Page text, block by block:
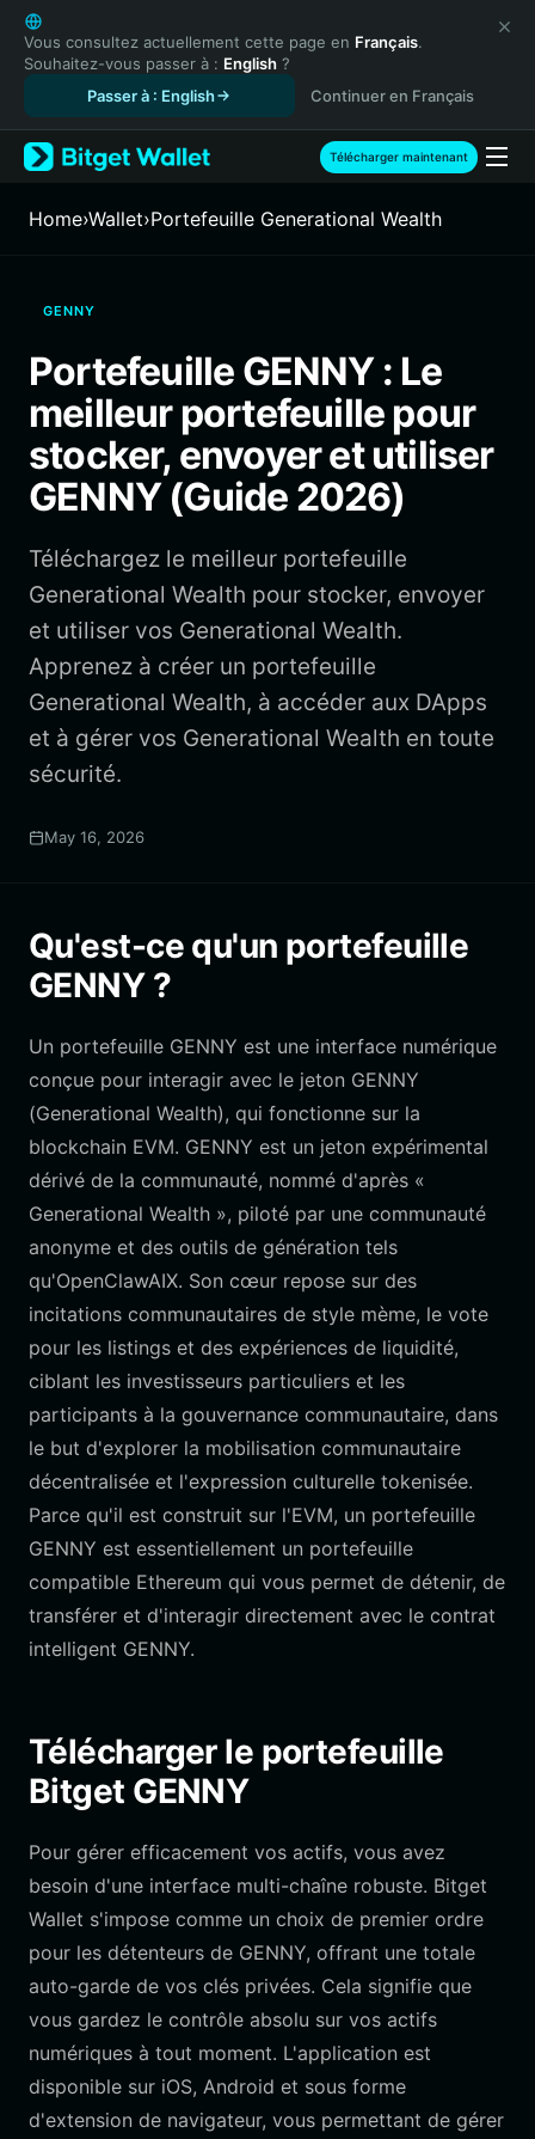
English
日本語
Tiếng Việt
Español (Latinoamérica)
Türkçe
Français
繁體中文
Bahasa Indonesia
ภาษาไทย
Español
Português (Brasil)
Vous consultez actuellement cette page en Français.
Souhaitez-vous passer à : English ?
Passer à : English
Continuer en Français
Télécharger maintenant
Home›Wallet›Portefeuille Generational Wealth
GENNY
Portefeuille GENNY : Le
meilleur portefeuille pour
stocker, envoyer et utiliser
GENNY (Guide 2026)
Téléchargez le meilleur portefeuille
Generational Wealth pour stocker, envoyer
et utiliser vos Generational Wealth.
Apprenez à créer un portefeuille
Generational Wealth, à accéder aux DApps
et à gérer vos Generational Wealth en toute
sécurité.
May 16, 2026
Qu'est-ce qu'un portefeuille
GENNY ?
Un portefeuille GENNY est une interface numérique
conçue pour interagir avec le jeton GENNY
(Generational Wealth), qui fonctionne sur la
blockchain EVM. GENNY est un jeton expérimental
dérivé de la communauté, nommé d'après «
Generational Wealth », piloté par une communauté
anonyme et des outils de génération tels
qu'OpenClawAIX. Son cœur repose sur des
incitations communautaires de style mème, le vote
pour les listings et des expériences de liquidité,
ciblant les investisseurs particuliers et les
participants à la gouvernance communautaire, dans
le but d'explorer la mobilisation communautaire
décentralisée et l'expression culturelle tokenisée.
Parce qu'il est construit sur l'EVM, un portefeuille
GENNY est essentiellement un portefeuille
compatible Ethereum qui vous permet de détenir, de
transférer et d'interagir directement avec le contrat
intelligent GENNY.
Télécharger le portefeuille
Bitget GENNY
Pour gérer efficacement vos actifs, vous avez
besoin d'une interface multi-chaîne robuste. Bitget
Wallet s'impose comme un choix de premier ordre
pour les détenteurs de GENNY, offrant une totale
auto-garde de vos clés privées. Cela signifie que
vous gardez le contrôle absolu sur vos actifs
numériques à tout moment. L'application est
disponible sur iOS, Android et sous forme
d'extension de navigateur, vous permettant de gérer